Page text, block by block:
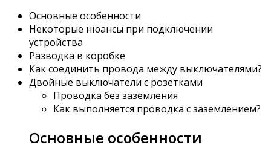
Основные особенности
Некоторые нюансы при подключении
устройства
Разводка в коробке
Как соединить провода между выключателями?
Двойные выключатели с розетками
Проводка без заземления
Как выполняется проводка с заземлением?
Основные особенности